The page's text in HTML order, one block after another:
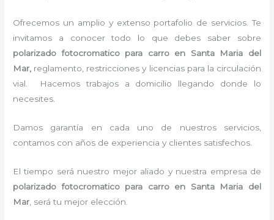
Ofrecemos un amplio y extenso portafolio de servicios. Te
invitamos a conocer todo lo que debes saber sobre
polarizado fotocromatico para carro en Santa Maria del
Mar, reglamento, restricciones y licencias para la circulación
vial. Hacemos trabajos a domicilio llegando donde lo
necesites.
Damos garantía en cada uno de nuestros servicios,
contamos con años de experiencia y clientes satisfechos.
El tiempo será nuestro mejor aliado y nuestra empresa de
polarizado fotocromatico para carro en Santa Maria del
Mar, será tu mejor elección.